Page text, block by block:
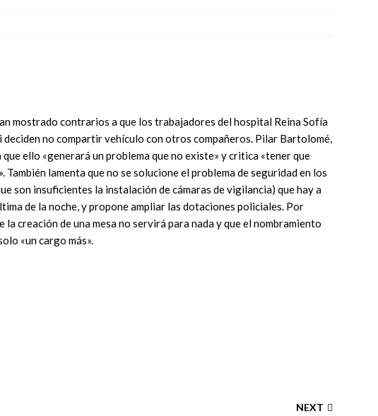
mostrado contrarios a que los trabajadores del hospital Reina Sofía
deciden no compartir vehículo con otros compañeros. Pilar Bartolomé,
ello «generará un problema que no existe» y critica «tener que
También lamenta que no se solucione el problema de seguridad en los
son insuficientes la instalación de cámaras de vigilancia) que hay a
de la noche, y propone ampliar las dotaciones policiales. Por
creación de una mesa no servirá para nada y que el nombramiento
«un cargo más».
NEXT